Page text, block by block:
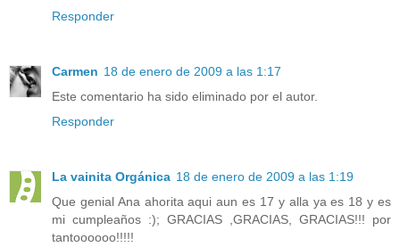
Responder
Carmen 18 de enero de 2009 a las 1:17
Este comentario ha sido eliminado por el autor.
Responder
La vainita Orgánica 18 de enero de 2009 a las 1:19
Que genial Ana ahorita aqui aun es 17 y alla ya es 18 y es
mi cumpleaños :); GRACIAS ,GRACIAS, GRACIAS!!! por
tantoooooo!!!!!